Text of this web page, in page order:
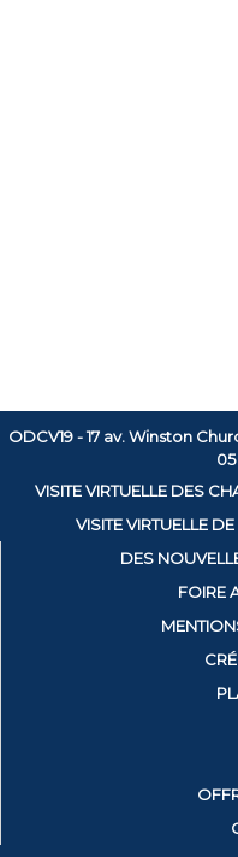
ODCV19 - 17 av. Winston
VISITE VIRTUELLE DES
VISITE VIRTUELLE
DES
FOIRE